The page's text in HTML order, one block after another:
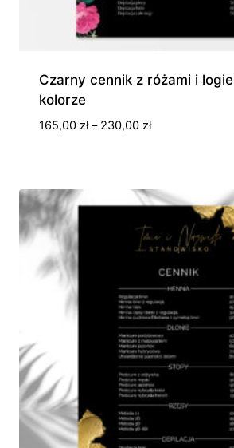
Czarny cennik z różami i
kolorze
165,00 zł – 230,00 złZakres
do
230,00 zł